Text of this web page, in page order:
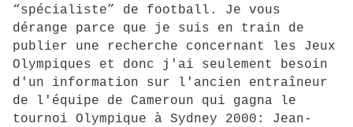
“spécialiste” de football. Je vous
dérange parce que je suis en train de
publier une recherche concernant les Jeux
Olympiques et donc j'ai seulement besoin
d'un information sur l'ancien entraîneur
de l'équipe de Cameroun qui gagna le
tournoi Olympique à Sydney 2000: Jean-